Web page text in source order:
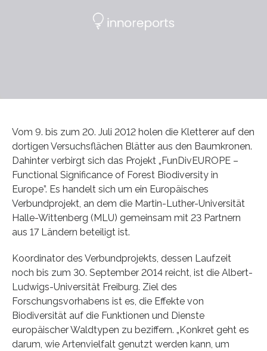
Vom 9. bis zum 20. Juli 2012 holen die Kletterer auf den
dortigen Versuchsflächen Blätter aus den Baumkronen.
Dahinter verbirgt sich das Projekt „FunDivEUROPE –
Functional Significance of Forest Biodiversity in
Europe”. Es handelt sich um ein Europäisches
Verbundprojekt, an dem die Martin-Luther-Universität
Halle-Wittenberg (MLU) gemeinsam mit 23 Partnern
aus 17 Ländern beteiligt ist.
Koordinator des Verbundprojekts, dessen Laufzeit
noch bis zum 30. September 2014 reicht, ist die Albert-
Ludwigs-Universität Freiburg. Ziel des
Forschungsvorhabens ist es, die Effekte von
Biodiversität auf die Funktionen und Dienste
europäischer Waldtypen zu beziffern. „Konkret geht es
darum, wie Artenvielfalt genutzt werden kann, um